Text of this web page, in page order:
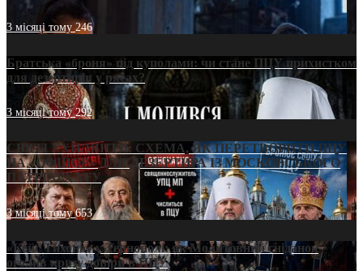
3 місяці тому246
Братська «броня» під куполами: чи стане ПЦУ прихистком
для дезертирів у рясах?
3 місяці тому292
СВЯТІ УХИЛЯНТИ: СХЕМА, ЯК ПЕРЕТВОРИТИ ПЦУ
НА «ОФШОР» ДЛЯ ДЕЗЕРТИРА ІЗ МОСКОВСЬКОГО
ПАТРІАРХАТУ
3 місяці тому653
«Кейс Тихона» у Тернополі: як Молитовний сніданок
оголив кризу довіри в ПЦУ